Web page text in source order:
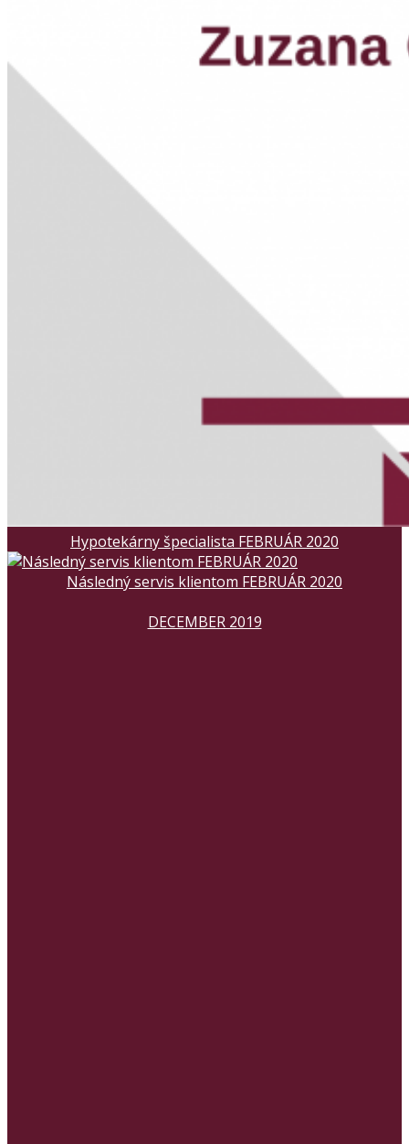
Hypotekárny špecialista FEBRUÁR 2020
Následný servis klientom FEBRUÁR 2020
DECEMBER 2019